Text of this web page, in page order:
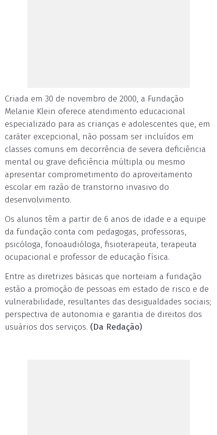
Criada em 30 de novembro de 2000, a Fundação
Melanie Klein oferece atendimento educacional
especializado para as crianças e adolescentes que, em
caráter excepcional, não possam ser incluídos em
classes comuns em decorrência de severa deficiência
mental ou grave deficiência múltipla ou mesmo
apresentar comprometimento do aproveitamento
escolar em razão de transtorno invasivo do
desenvolvimento.
Os alunos têm a partir de 6 anos de idade e a equipe
da fundação conta com pedagogas, professoras,
psicóloga, fonoaudióloga, fisioterapeuta, terapeuta
ocupacional e professor de educação física.
Entre as diretrizes básicas que norteiam a fundação
estão a promoção de pessoas em estado de risco e de
vulnerabilidade, resultantes das desigualdades sociais;
perspectiva de autonomia e garantia de direitos dos
usuários dos serviços. (Da Redação)